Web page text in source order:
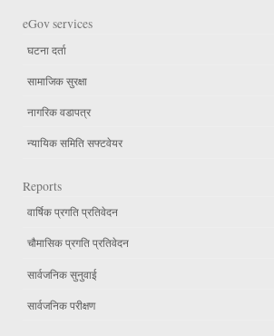
eGov services
घटना दर्ता
सामाजिक सुरक्षा
नागरिक वडापत्र
न्यायिक समिति सफ्टवेयर
Reports
वार्षिक प्रगति प्रतिवेदन
चौमासिक प्रगति प्रतिवेदन
सार्वजनिक सुनुवाई
सार्वजनिक परीक्षण